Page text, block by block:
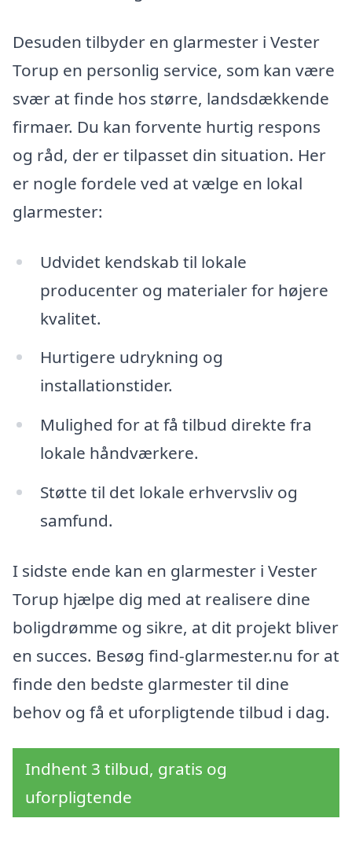
Desuden tilbyder en glarmester i Vester
Torup en personlig service, som kan være
svær at finde hos større, landsdækkende
firmaer. Du kan forvente hurtig respons
og råd, der er tilpasset din situation. Her
er nogle fordele ved at vælge en lokal
glarmester:
Udvidet kendskab til lokale
producenter og materialer for højere
kvalitet.
Hurtigere udrykning og
installationstider.
Mulighed for at få tilbud direkte fra
lokale håndværkere.
Støtte til det lokale erhvervsliv og
samfund.
I sidste ende kan en glarmester i Vester
Torup hjælpe dig med at realisere dine
boligdrømme og sikre, at dit projekt bliver
en succes. Besøg find-glarmester.nu for at
finde den bedste glarmester til dine
behov og få et uforpligtende tilbud i dag.
Indhent 3 tilbud, gratis og
uforpligtende